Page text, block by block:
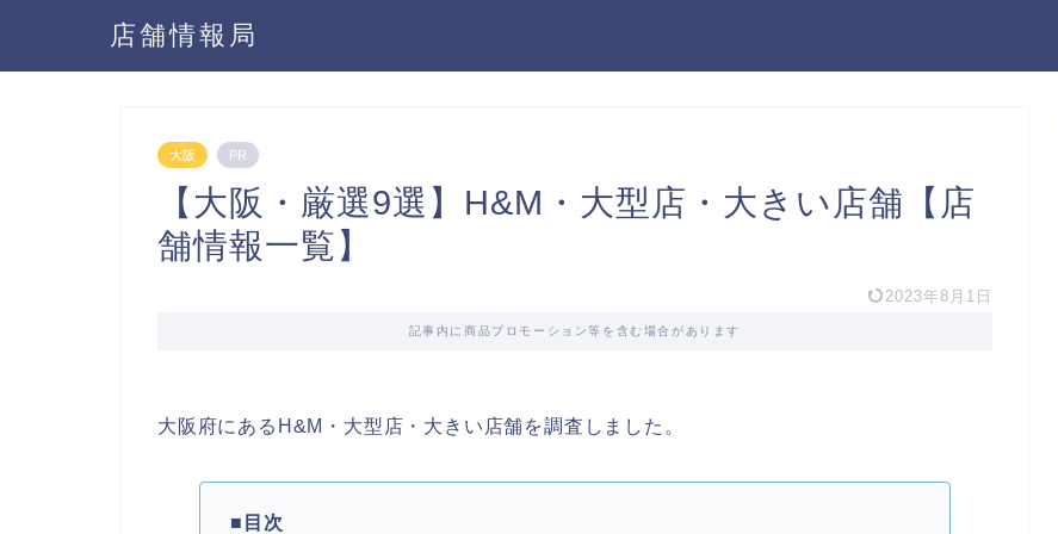
店舗情報局
大阪 PR
【大阪・厳選9選】H&M・大型店・大きい店舗【店
舗情報一覧】
2023年8月1日
記事内に商品プロモーション等を含む場合があります
大阪府にあるH&M・大型店・大きい店舗を調査しました。
■目次